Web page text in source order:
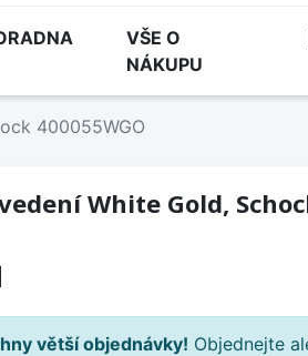
VŠE O
NÁKUPU
400055WGO
White Gold,
větší objednávky! Objednejte